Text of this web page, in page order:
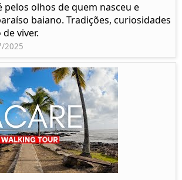
pelos olhos de quem nasceu e
baiano. Tradições, curiosidades
viver.
2025